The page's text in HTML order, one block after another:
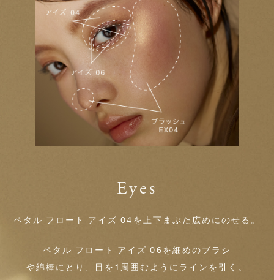
Eyes
ペタル フロート アイズ 04 を上下まぶた広めにのせる。
ペタル フロート アイズ 06を細めのブラシ
や綿棒にとり、目を1周囲むようにラインを引く。